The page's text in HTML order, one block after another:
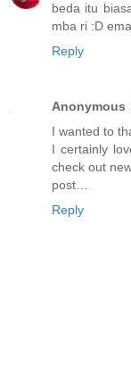
beda itu
mba ri :D
Reply
Anonymous
I wanted to
I certainly
check out
post…
Reply